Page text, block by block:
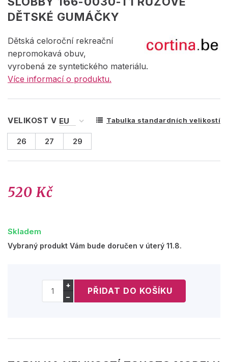
DĚTSKÉ GUMÁČKY
Dětská celoroční rekreační
nepromokavá obuv,
vyrobená ze syntetického materiálu.
Více informací o produktu.
VELIKOST V Tabulka standardních velikostí
26 27 29
520 Kč
Skladem
Vybraný produkt Vám bude doručen v úterý 11.8.
+
−